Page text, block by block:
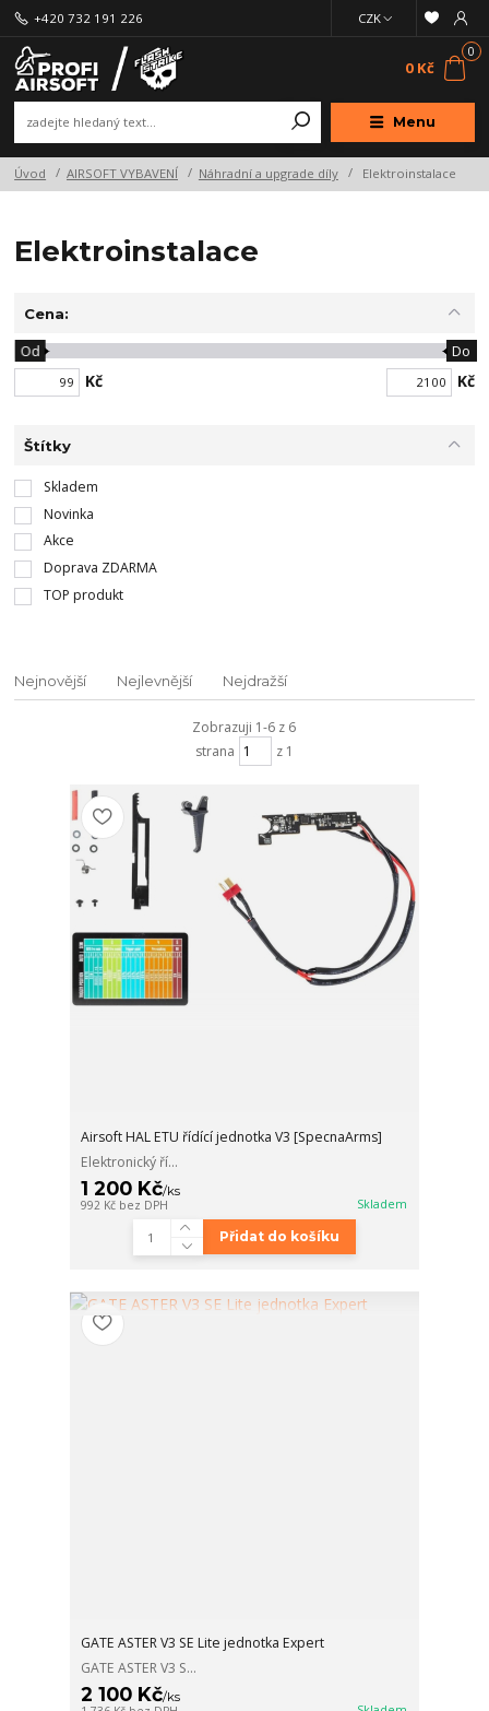
Menu
CZK
+420 732 191 226
0
0 Kč
Úvod AIRSOFT VYBAVENÍ Náhradní a upgrade díly Elektroinstalace
Elektroinstalace
Cena:
Kč
Od Do
Kč
Štítky
Skladem
Novinka
Akce
Doprava ZDARMA
TOP produkt
Nejnovější Nejlevnější Nejdražší
Zobrazuji 1-6 z 6
strana
z 1
Airsoft HAL ETU řídící jednotka V3 [SpecnaArms]
Elektronický ří...
1 200 Kč/ks
992 Kč bez DPH Skladem
Přidat do košíku
GATE ASTER V3 SE Lite jednotka Expert
GATE ASTER V3 S...
2 100 Kč/ks